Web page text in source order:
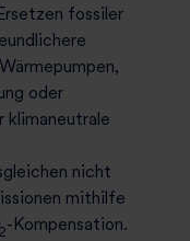
fossiler
oder
klimaneutrale
nicht
mithilfe
2-Kompensation.